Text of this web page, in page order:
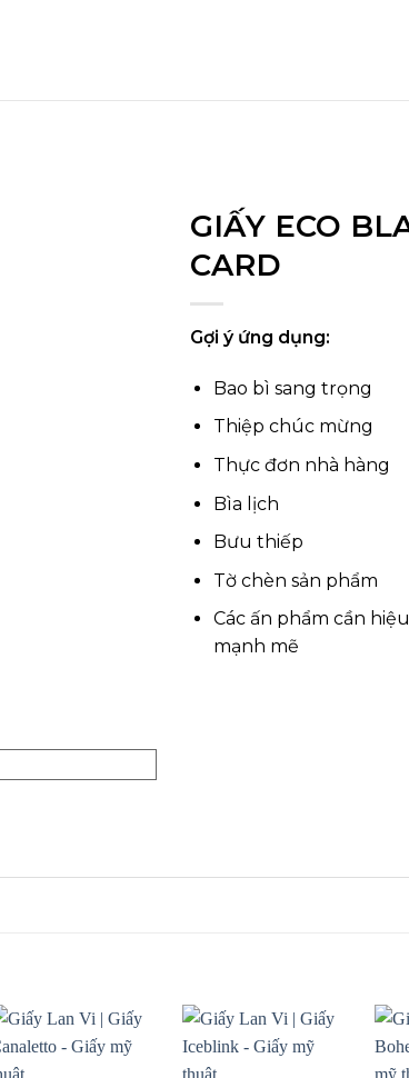
GIẤY ECO
CARD
Gợi ý ứng dụng:
Bao bì sang trọng
Thiệp chúc mừng
Thực đơn nhà hàng
Bìa lịch
Bưu thiếp
Tờ chèn sản phẩm
Các ấn phẩm cần
mạnh mẽ